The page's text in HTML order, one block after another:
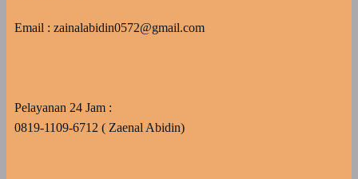
Email : zainalabidin0572@gmail.com
Pelayanan 24 Jam :
0819-1109-6712 ( Zaenal Abidin)